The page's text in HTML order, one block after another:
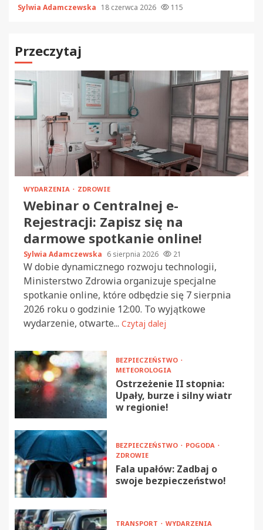
Sylwia Adamczewska 18 czerwca 2026 115
Przeczytaj
WYDARZENIA ZDROWIE
Webinar o Centralnej e-
Rejestracji: Zapisz się na
darmowe spotkanie online!
Sylwia Adamczewska 6 sierpnia 2026 21
W dobie dynamicznego rozwoju technologii,
Ministerstwo Zdrowia organizuje specjalne
spotkanie online, które odbędzie się 7 sierpnia
2026 roku o godzinie 12:00. To wyjątkowe
wydarzenie, otwarte... Czytaj dalej
BEZPIECZEŃSTWO
METEOROLOGIA
Ostrzeżenie II stopnia:
Upały, burze i silny wiatr
w regionie!
BEZPIECZEŃSTWO
POGODA
ZDROWIE
Fala upałów: Zadbaj o
swoje bezpieczeństwo!
TRANSPORT WYDARZENIA